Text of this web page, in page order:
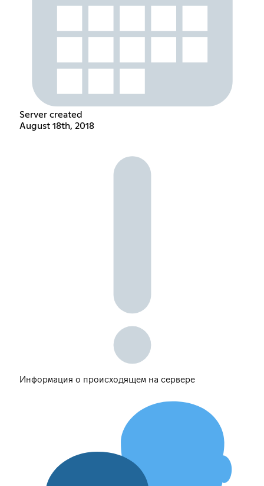
Server created
August 18th, 2018
Информация о происходящем на сервере